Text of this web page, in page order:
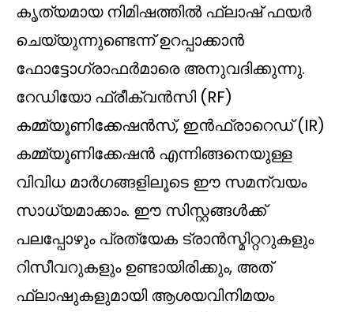
കൃത്യമായ നിമിഷത്തിൽ ഫ്ലാഷ് ഫയർ
ചെയ്യുന്നുണ്ടെന്ന് ഉറപ്പാക്കാൻ
ഫോട്ടോഗ്രാഫർമാരെ അനുവദിക്കുന്നു.
റേഡിയോ ഫ്രീക്വൻസി (RF)
കമ്മ്യൂണിക്കേഷൻസ്, ഇൻഫ്രാറെഡ് (IR)
കമ്മ്യൂണിക്കേഷൻ എന്നിങ്ങനെയുള്ള
വിവിധ മാർഗങ്ങളിലൂടെ ഈ സമന്വയം
സാധ്യമാക്കാം. ഈ സിസ്റ്റങ്ങൾക്ക്
പലപ്പോഴും പ്രത്യേക ട്രാൻസ്മിറ്ററുകളും
റിസീവറുകളും ഉണ്ടായിരിക്കും, അത്
ഫ്ലാഷുകളുമായി ആശയവിനിമയം